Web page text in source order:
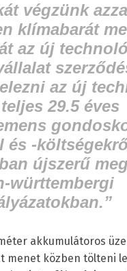
végzünk
klímabarát
az új
az új
29.5 éves
és -
újszerű
württembergi
akkumulátoros
menet közben tölteni